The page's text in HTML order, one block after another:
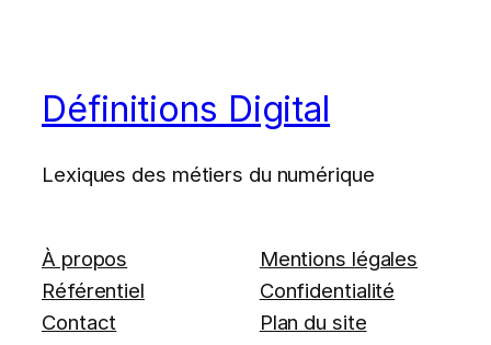
Définitions Digital
Lexiques des métiers du numérique
À propos
Référentiel
Contact
Mentions légales
Confidentialité
Plan du site